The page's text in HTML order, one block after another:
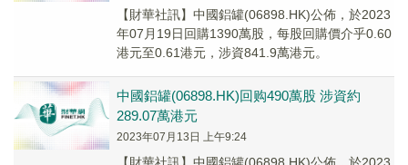
【財華社訊】中國鋁罐(06898.HK)公佈，於2023
年07月19日回購1390萬股，每股回購價介乎0.60
港元至0.61港元，涉資841.9萬港元。
中國鋁罐(06898.HK)回购490萬股 涉資約
289.07萬港元
2023年07月13日 上午9:24